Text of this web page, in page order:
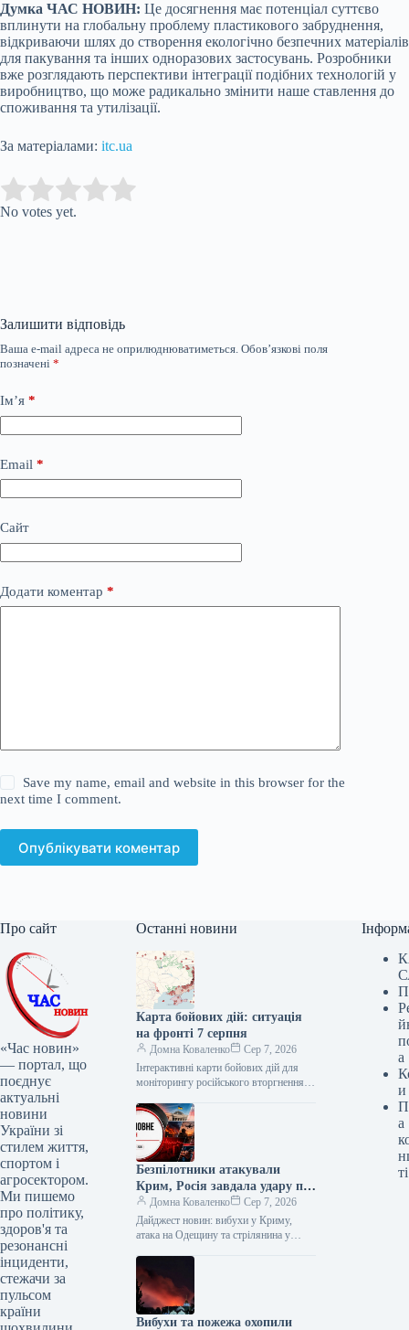
Думка ЧАС НОВИН: Це досягнення має потенціал суттєво
вплинути на глобальну проблему пластикового забруднення,
відкриваючи шлях до створення екологічно безпечних матеріалів
для пакування та інших одноразових застосувань. Розробники
вже розглядають перспективи інтеграції подібних технологій у
виробництво, що може радикально змінити наше ставлення до
споживання та утилізації.
За матеріалами: itc.ua
Rate this item:
No votes yet.
Залишити відповідь
Ваша e-mail адреса не оприлюднюватиметься. Обов’язкові поля
позначені *
Ім’я *
Email *
Сайт
Додати коментар *
Save my name, email and website in this browser for the
next time I comment.
Опублікувати коментар
Про сайт
«Час новин»
— портал, що
поєднує
актуальні
новини
України зі
стилем життя,
спортом і
агросектором.
Ми пишемо
про політику,
здоров'я та
резонансні
інциденти,
стежачи за
пульсом
країни
Останні новини
Карта бойових дій: ситуація
на фронті 7 серпня
Домна Коваленко
Сер 7, 2026
Інтерактивні карти бойових дій для
моніторингу російського вторгнення в
«Главком» зібрав найкращі онлайн-
карти бойових дій…
Безпілотники атакували
Крим, Росія завдала удару по
Одещині: зведення новин 7
серпня
Домна Коваленко
Сер 7, 2026
Дайджест новин: вибухи у Криму,
атака на Одещину та стрілянина у
тимчасово окупований…
Вибухи та пожежа охопили
а
и
а
ті